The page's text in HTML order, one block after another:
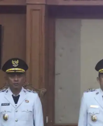
Headline
Nakes